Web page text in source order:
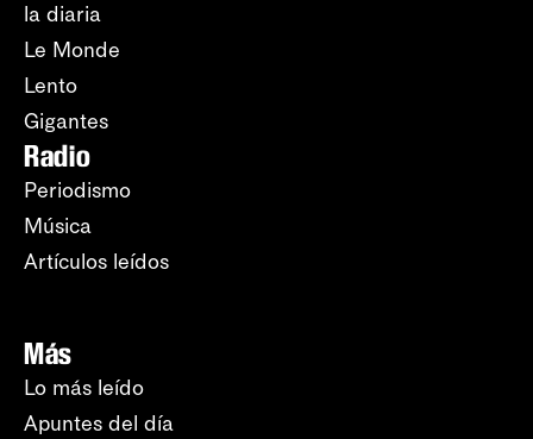
la diaria
Le Monde
Lento
Gigantes
Radio
Periodismo
Música
Artículos leídos
Más
Lo más leído
Apuntes del día